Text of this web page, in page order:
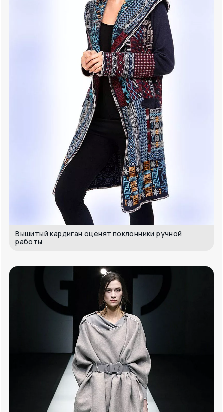
Вышитый кардиган оценят поклонники ручной
работы